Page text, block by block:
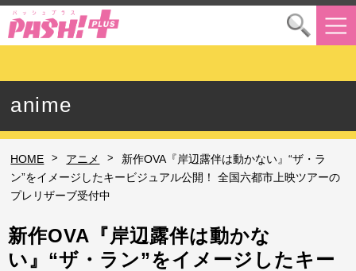
anime
HOME > アニメ >
新作OVA『岸辺露伴は動かない』“ザ・ラ
ン”をイメージしたキービジュアル公開！ 全国六都市上映ツアーの
プレリザーブ受付中
新作OVA『岸辺露伴は動かな
い』“ザ・ラン”をイメージしたキー